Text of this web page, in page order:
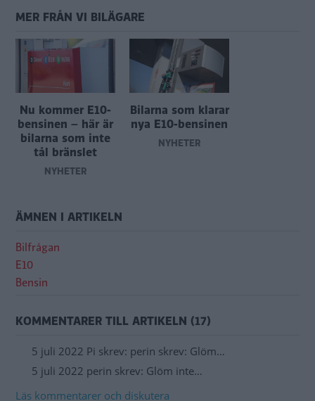
MER FRÅN VI BILÄGARE
Nu kommer E10-
bensinen – här är
bilarna som inte
tål bränslet
NYHETER
Bilarna som klarar
nya E10-bensinen
NYHETER
ÄMNEN I ARTIKELN
Bilfrågan
E10
Bensin
KOMMENTARER TILL ARTIKELN (17)
5 juli 2022 Pi skrev: perin skrev: Glöm…
5 juli 2022 perin skrev: Glöm inte…
Läs kommentarer och diskutera